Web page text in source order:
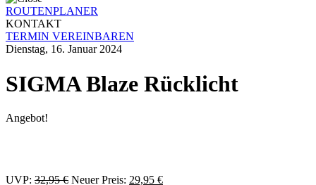
ROUTENPLANER
KONTAKT
TERMIN VEREINBAREN
Dienstag, 16. Januar 2024
SIGMA Blaze Rücklicht
Angebot!
UVP: 32,95€ Ursprünglicher
Neuer Preis: 29,95 €Aktueller